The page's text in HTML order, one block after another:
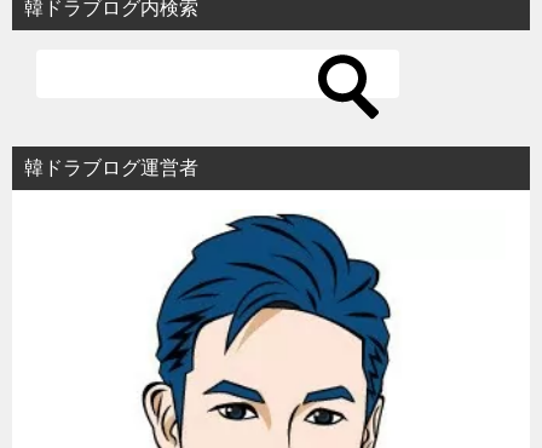
韓ドラブログ内検索
韓ドラブログ運営者